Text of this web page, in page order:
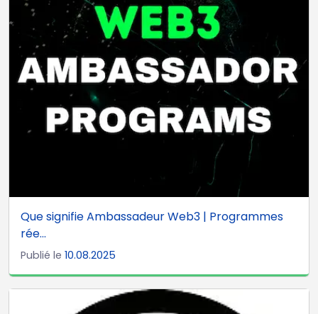
Que signifie Ambassadeur Web3 | Programmes
rée...
Publié le 10.08.2025